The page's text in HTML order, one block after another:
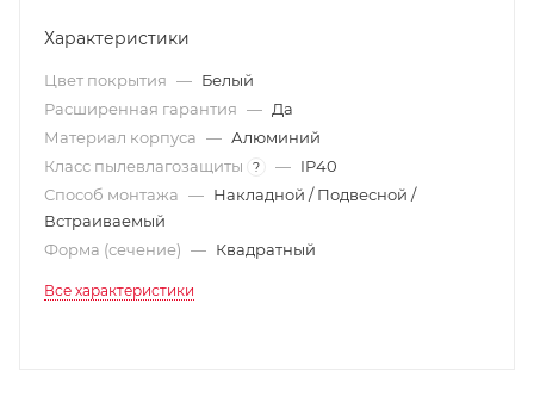
Характеристики
Цвет покрытия — Белый
Расширенная гарантия — Да
Материал корпуса — Алюминий
Класс пылевлагозащиты
? — IP40
Способ монтажа — Накладной / Подвесной /
Встраиваемый
Форма (сечение) — Квадратный
Все характеристики